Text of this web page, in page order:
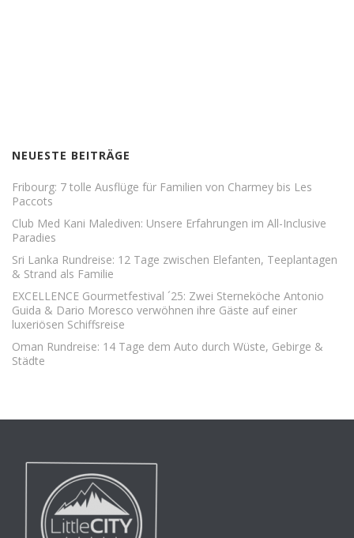
NEUESTE BEITRÄGE
Fribourg: 7 tolle Ausflüge für Familien von Charmey bis Les
Paccots
Club Med Kani Malediven: Unsere Erfahrungen im All-Inclusive
Paradies
Sri Lanka Rundreise: 12 Tage zwischen Elefanten, Teeplantagen
& Strand als Familie
EXCELLENCE Gourmetfestival ´25: Zwei Sterneköche Antonio
Guida & Dario Moresco verwöhnen ihre Gäste auf einer
luxeriösen Schiffsreise
Oman Rundreise: 14 Tage dem Auto durch Wüste, Gebirge &
Städte